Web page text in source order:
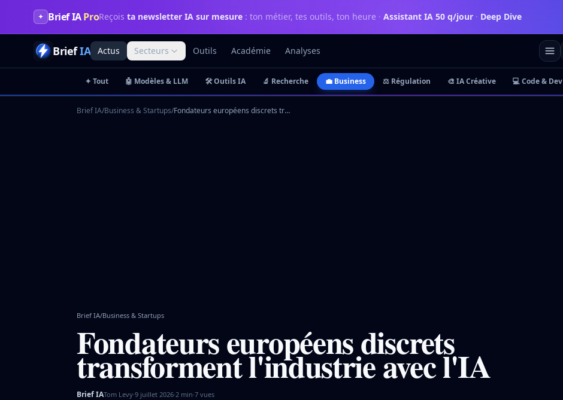
✦ Brief IAProReçois ta newsletter IA sur mesure : ton métier, tes outils, ton heure ·Assistant IA 50 q/jour · Deep Dive
BriefIA Actus Secteurs Outils Académie Analyses
✦ Tout 🤖 Modèles & LLM 🛠️ Outils IA 🔬 Recherche 💼 Business ⚖️ Régulation 🎨 IA Créative 💻 Code & Dev
Brief IA/Business & Startups/ Fondateurs européens discrets transforment l'industrie avec l'IA
Brief IA/Business & Startups
Fondateurs européens discrets
transforment l'industrie avec l'IA
Brief IATom Levy·9 juillet 2026·2 min·7 vues